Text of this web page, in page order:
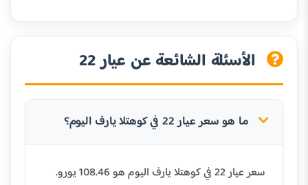
الأسئلة الشائعة عن عيار 22
ما هو سعر عيار 22 في كوهتلا يارف اليوم؟
سعر عيار 22 في كوهتلا يارف اليوم هو 108.46 يورو.